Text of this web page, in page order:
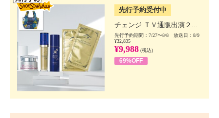
先行予約受付中
チェンジ ＴＶ通販出演２...
先行予約期間：7/27〜8/8 放送日：8/9
¥32,835
¥9,988 (税込)
69%OFF